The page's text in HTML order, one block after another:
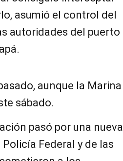
asumió el control del
autoridades del puerto
aunque la Marina
sábado.
pasó por una nueva
Federal y de las